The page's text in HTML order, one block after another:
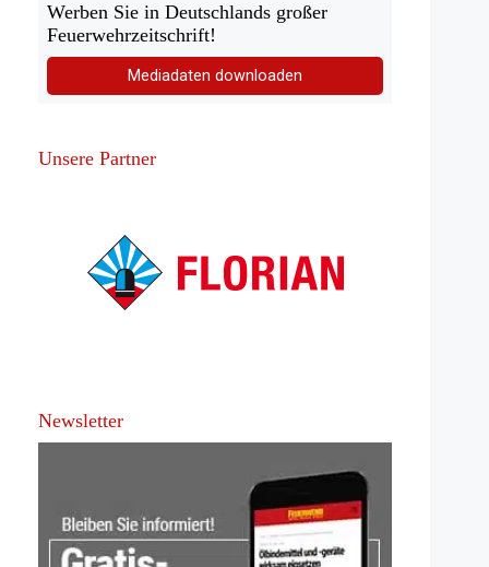
Werben Sie in Deutschlands großer
Feuerwehrzeitschrift!
Mediadaten downloaden
Unsere Partner
Newsletter